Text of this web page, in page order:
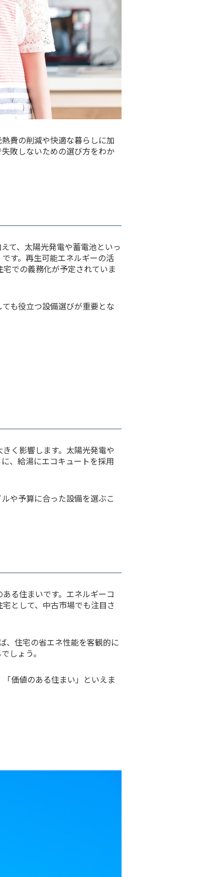
費の削減や快適な暮らしに加
敗しないための選び方をわか
て、太陽光発電や蓄電池といっ
す。再生可能エネルギーの活
での義務化が予定されていま
も役立つ設備選びが重要とな
く影響します。太陽光発電や
、給湯にエコキュートを採用
や予算に合った設備を選ぶこ
る住まいです。エネルギーコ
として、中古市場でも注目さ
、住宅の省エネ性能を客観的に
しょう。
価値のある住まい」といえま